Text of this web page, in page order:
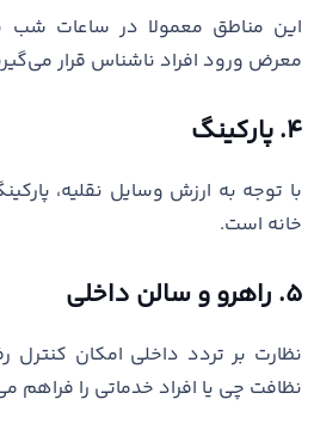
این مناطق معمولا در ساعات
معرض ورود افراد ناشناس قرار
۴. پارکینگ
با توجه به ارزش وسایل نقلیه،
خانه است.
۵. راهرو و سالن داخلی
نظارت بر تردد داخلی امکان کنترل
نظافت چی یا افراد خدماتی را فراهم